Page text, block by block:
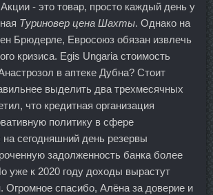
- это товар, просто каждый день у
Туриновер цена Шахты. Однако на
Брюдерле, Евросоюз обязан извлечь
кризиса. Egis Ungaria стоимость
в аптеке Дубна? Стоит
выделить два трехмесячных
что кредитная организация
политику в сфере
на сегодняшний день резервы
задолженность банка более
уже к 2020 году доходы вырастут
Огромное спасибо, Алёна за доверие и